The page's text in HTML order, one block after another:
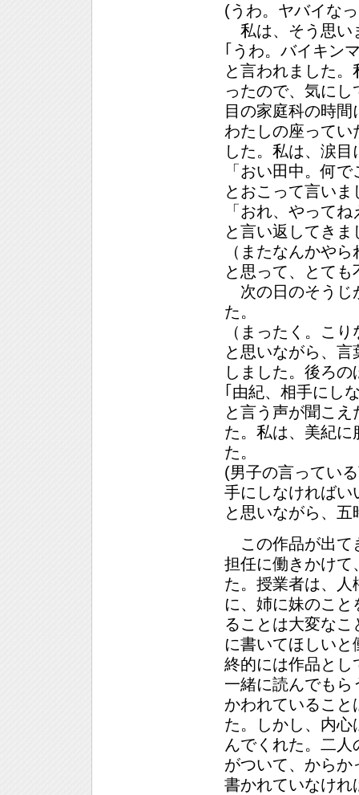
(うわ。ヤバイな
私は、そう思い
｢うわ。バイキン
と言われました
ったので、気に
目の家庭科の時
わたしの座って
した。私は、涙
「おい田中。何
とおこって言い
「おれ、やって
と言い返してき
（またなんかや
と思って、とて
次の日のそうじ
た。
（まったく。こ
と思いながら、
しました。後ろの
｢由紀、相手にし
と言う声が聞こ
た。私は、美紀
た。
(男子の言ってい
手にしなければ
と思いながら、
この作品が出て
担任に働きかけて
た。授業者は、
に、姉に妹のこ
ることは大変な
に書いてほしい
終的には作品とし
一緒に読んでも
かわれているこ
た。しかし、内
んでくれた。二
がついて、から
書かれていなけれ